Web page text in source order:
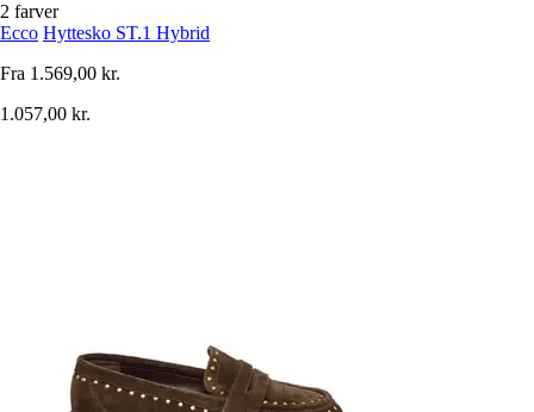
2 farver
Ecco Hyttesko ST.1 Hybrid
Fra 1.569,00 kr.
1.057,00 kr.